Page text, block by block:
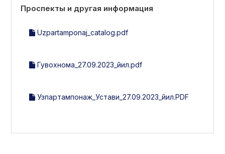
Проспекты и другая информация
Uzpartamponaj_catalog.pdf
Гувохнома_27.09.2023_йил.pdf
Узпартампонаж_Устави_27.09.2023_йил.PDF